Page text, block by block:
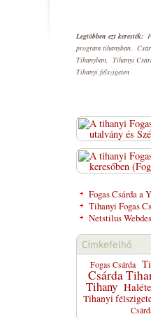
Legtöbben ezt keresték:
program tihanyban,
Tihanyban, Tihanyi
Tihanyi félszigeten
Fogas Csárda a
Tihanyi Fogas
Netstilus
Fogas Csárda
Csárda
Tihany
Tihanyi